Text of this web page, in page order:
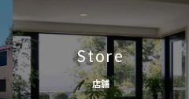
Store
店舗